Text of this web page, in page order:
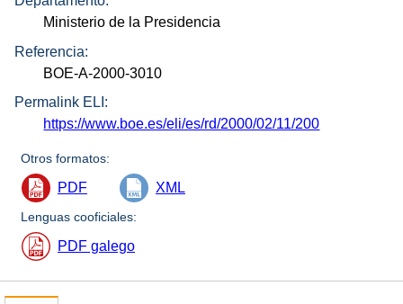
Ministerio de la Presidencia
Referencia:
BOE-A-2000-3010
Permalink ELI:
https://www.boe.es/eli/es/rd/2000/02/11/200
Otros formatos:
PDF XML
Lenguas cooficiales:
PDF galego